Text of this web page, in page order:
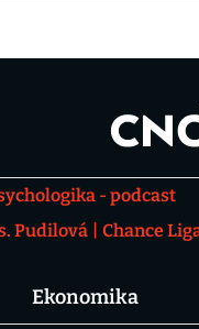
- podcast
Pudilová
Chance
Ekonomika